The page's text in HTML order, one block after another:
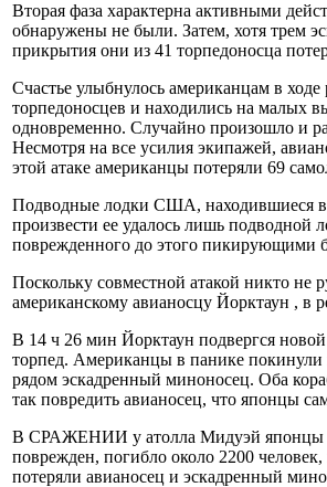
Вторая фаза характерна активными
обнаружены не были. Затем, хотя трем
прикрытия они из 41 торпедоносца
Счастье улыбнулось американцам в
торпедоносцев и находились на малых
одновременно. Случайно произошло и
Несмотря на все усилия экипажей,
этой атаке американцы потеряли 69
Подводные лодки США, находившиеся в
произвести ее удалось лишь
поврежденного до этого пикирующими
Поскольку совместной атакой никто не
американскому авианосцу Йорктаун , в
В 14 ч 26 мин Йорктаун подвергся
торпед. Американцы в панике
рядом эскадренный миноносец. Оба
так повредить авианосец, что японцы
В СРАЖЕНИИ у атолла Мидуэй японцы
поврежден, погибло около 2200
потеряли авианосец и эскадренный